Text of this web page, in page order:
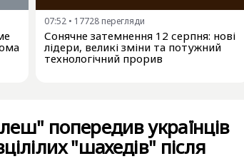
07:52 • 17728 перегляди
Сонячне затемнення 12 серпня: нові
лідери, великі зміни та потужний
технологічний прорив
попередив українців
"шахедів" після